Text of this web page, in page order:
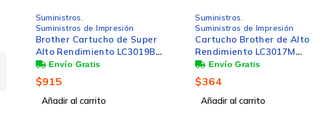
4.000 Páginas
Suministros
Suministros de Impresión
Cartucho Brother de Alto
Rendimiento LC3017M
Magenta, 550 Páginas
$364
Añadir al carrito
Suministros
Suministros de Impresión
Tóner Brother TN-433C Cyan
Alto Rendimiento Cian, 4.000
Páginas
$2,942
Añadir al carrito